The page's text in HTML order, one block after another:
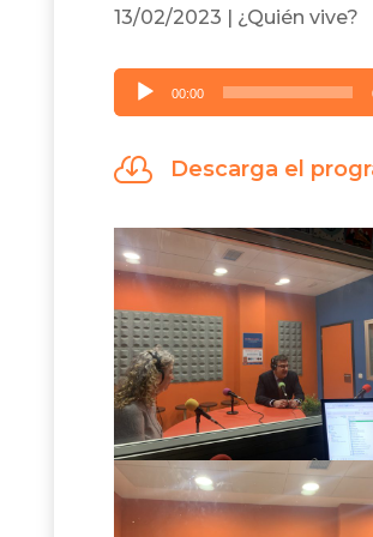
13/02/2023 | ¿Quién vive?
Reproductor
de
00:00
 Descarga el